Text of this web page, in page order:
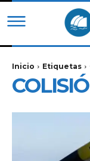
Inicio Etiquetas